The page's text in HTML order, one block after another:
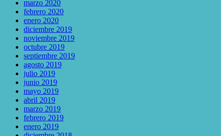
marzo 2020
febrero 2020
enero 2020
diciembre 2019
noviembre 2019
octubre 2019
septiembre 2019
agosto 2019
julio 2019
junio 2019
mayo 2019
abril 2019
marzo 2019
febrero 2019
enero 2019